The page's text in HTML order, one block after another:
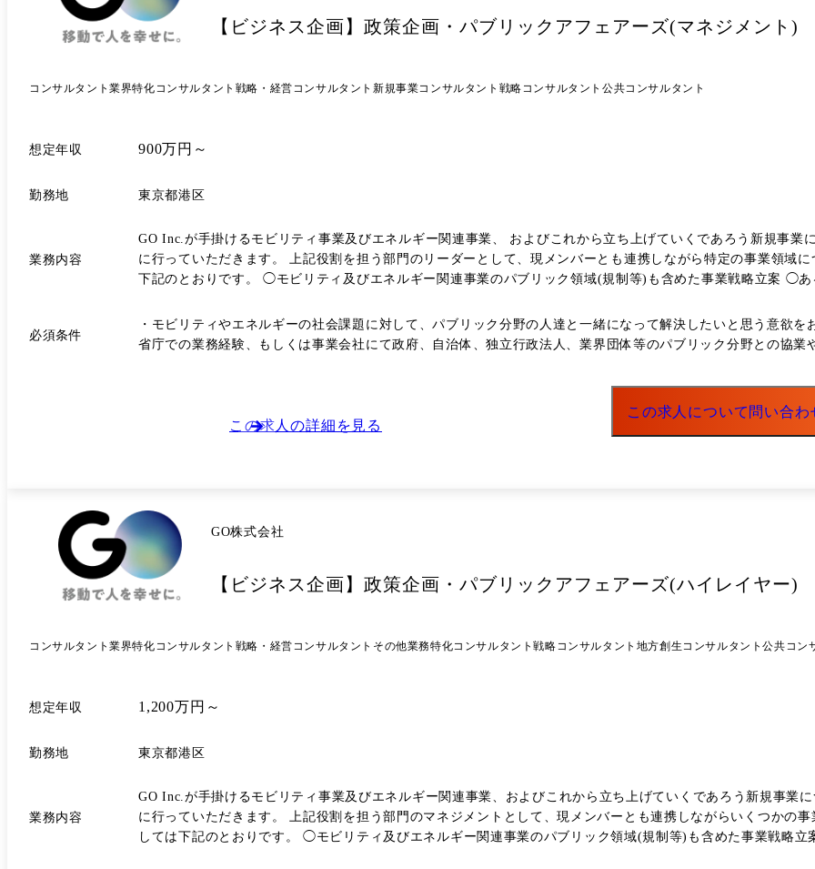
【ビジネス企画】政策企画・パブリックアフェアーズ(マネジメント)
コンサルタント業界特化コンサルタント 戦略・経営コンサルタント新規事業コンサルタント 戦略コンサルタント公共コンサルタント
想定年収 900万円～
勤務地 東京都港区
業務内容
GO Inc.が手掛けるモビリティ事業及びエネルギー関連事業、 およびこれから立ち上げていくであろう新規事
に行っていただきます。 上記役割を担う部門のリーダーとして、現メンバーとも連携しながら特定の事業領域について企画・検討を主導していただきます。 業務内容としては
下記のとおりです。 ◯モビリティ及びエネルギー関連事業のパブリック領域(規制等)も含めた事業戦略立案 ◯
ございます。 ◯モビリティ及びエネルギー関連事業の補助金・政府調達プロジェクトの戦略立案 ●解決したい課題 対応範囲の拡大が求められるパブリック領域において、質・
量が圧倒的に不足している状態を解消したい。 具体的には、特定の業界について自身でリードいただき、関わるメンバーの
必須条件
・モビリティやエネルギーの社会課題に対して、パブリック分野の人達と一緒になって解決したいと思う意欲
省庁での業務経験、もしくは事業会社にて政府、自治体、独立行政法人、業界団体等のパブリック分野との協
この求人の詳細を見る
この求人について問い合わ
GO株式会社
【ビジネス企画】政策企画・パブリックアフェアーズ(ハイレイヤー)
コンサルタント業界特化コンサルタント 戦略・経営コンサルタント その他業務特化コンサルタント戦略コンサルタント 地方創生コンサルタント公共コン
想定年収 1,200万円～
勤務地 東京都港区
業務内容
GO Inc.が手掛けるモビリティ事業及びエネルギー関連事業、およびこれから立ち上げていくであろう新規事業
に行っていただきます。 上記役割を担う部門のマネジメントとして、現メンバーとも連携しながらいくつかの事業領域について企画・検討をリードいただきます。 業務内容と
しては下記のとおりです。 ◯モビリティ及びエネルギー関連事業のパブリック領域(規制等)も含めた事業戦略